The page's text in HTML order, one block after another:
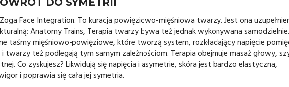
DO SYMETRII
Face Integration. To kuracja powięziowo-mięśniowa twarzy. Jest ona
Anatomy Trains, Terapia twarzy bywa też jednak wykonywana
taśmy mięśniowo-powięziowe, które tworzą system, rozkładający napięcie
i twarzy też podlegają tym samym zależnościom. Terapia obejmuje masaż głowy,
Co zyskujesz? Likwidują się napięcia i asymetrie, skóra jest bardzo elastyczna,
i poprawia się cała jej symetria.